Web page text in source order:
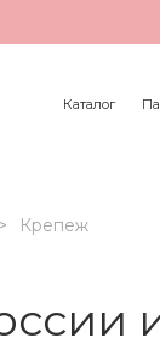
Каталог
Крепеж